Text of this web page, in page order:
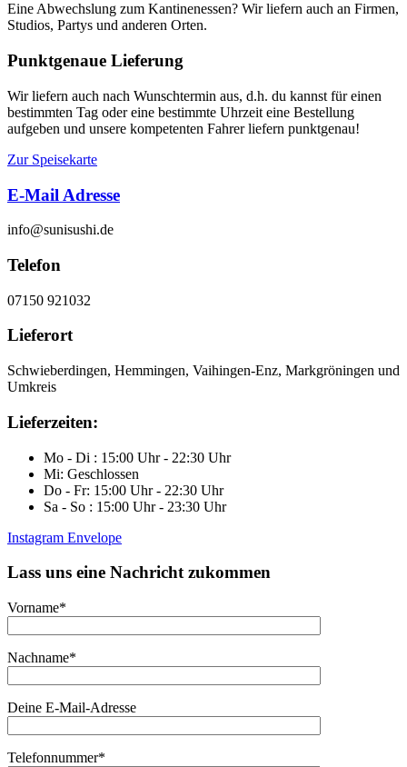
Eine Abwechslung zum Kantinenessen? Wir liefern auch an Firmen,
Studios, Partys und anderen Orten.
Punktgenaue Lieferung
Wir liefern auch nach Wunschtermin aus, d.h. du kannst für einen
bestimmten Tag oder eine bestimmte Uhrzeit eine Bestellung
aufgeben und unsere kompetenten Fahrer liefern punktgenau!
Zur Speisekarte
E-Mail Adresse
info@sunisushi.de
Telefon
07150 921032
Lieferort
Schwieberdingen, Hemmingen, Vaihingen-Enz, Markgröningen und
Umkreis
Lieferzeiten:
Mo - Di : 15:00 Uhr - 22:30 Uhr
Mi: Geschlossen
Do - Fr: 15:00 Uhr - 22:30 Uhr
Sa - So : 15:00 Uhr - 23:30 Uhr
Instagram Envelope
Lass uns eine Nachricht zukommen
Vorname*
Nachname*
Deine E-Mail-Adresse
Telefonnummer*